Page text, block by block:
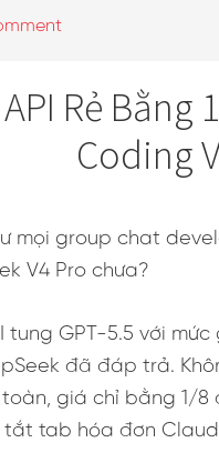
Rẻ
Coding
mọi group chat
V4 Pro chưa?
tung GPT-5.5 với
đã đáp trả.
giá chỉ bằng 1/
tab hóa đơn